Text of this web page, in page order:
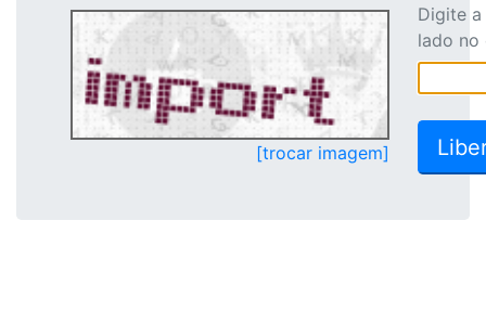
[trocar imagem]
Digite
lado no